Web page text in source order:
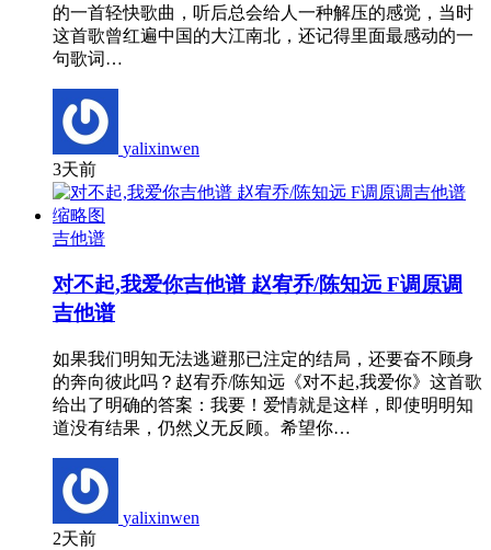
的一首轻快歌曲，听后总会给人一种解压的感觉，当时
这首歌曾红遍中国的大江南北，还记得里面最感动的一
句歌词…
yalixinwen
3天前
吉他谱
对不起,我爱你吉他谱 赵宥乔/陈知远 F调原调
吉他谱
如果我们明知无法逃避那已注定的结局，还要奋不顾身
的奔向彼此吗？赵宥乔/陈知远《对不起,我爱你》这首歌
给出了明确的答案：我要！爱情就是这样，即使明明知
道没有结果，仍然义无反顾。希望你…
yalixinwen
2天前